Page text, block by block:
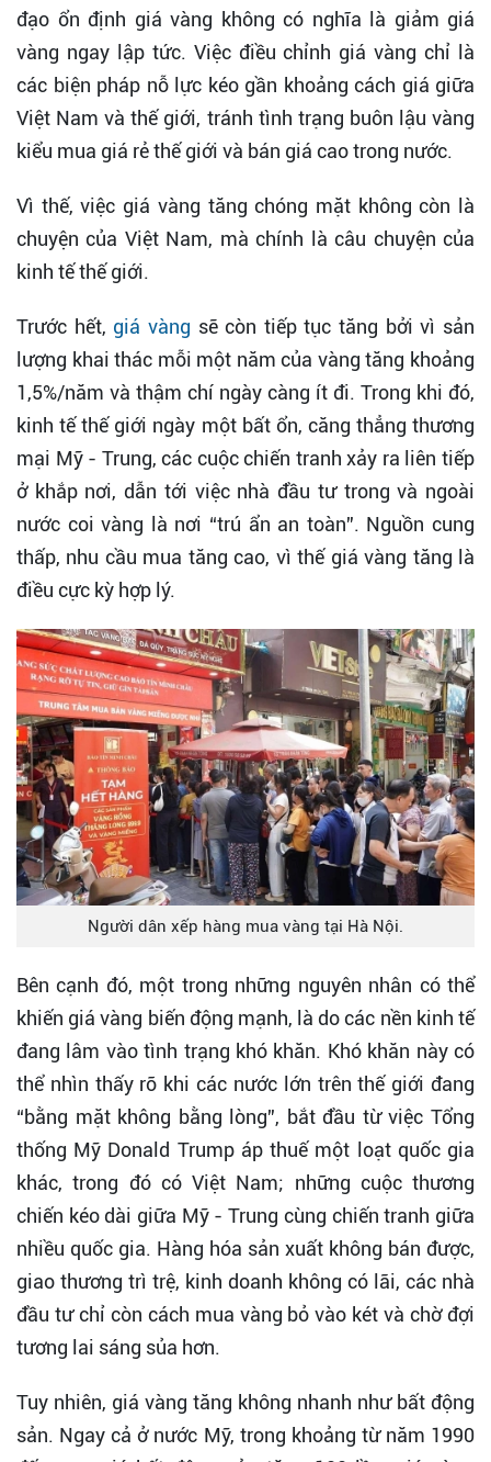
đạo ổn định giá vàng không có nghĩa là giảm giá
vàng ngay lập tức. Việc điều chỉnh giá vàng chỉ là
các biện pháp nỗ lực kéo gần khoảng cách giá giữa
Việt Nam và thế giới, tránh tình trạng buôn lậu vàng
kiểu mua giá rẻ thế giới và bán giá cao trong nước.
Vì thế, việc giá vàng tăng chóng mặt không còn là
chuyện của Việt Nam, mà chính là câu chuyện của
kinh tế thế giới.
Trước hết, giá vàng sẽ còn tiếp tục tăng bởi vì sản
lượng khai thác mỗi một năm của vàng tăng khoảng
1,5%/năm và thậm chí ngày càng ít đi. Trong khi đó,
kinh tế thế giới ngày một bất ổn, căng thẳng thương
mại Mỹ - Trung, các cuộc chiến tranh xảy ra liên tiếp
ở khắp nơi, dẫn tới việc nhà đầu tư trong và ngoài
nước coi vàng là nơi “trú ẩn an toàn”. Nguồn cung
thấp, nhu cầu mua tăng cao, vì thế giá vàng tăng là
điều cực kỳ hợp lý.
Người dân xếp hàng mua vàng tại Hà Nội.
Bên cạnh đó, một trong những nguyên nhân có thể
khiến giá vàng biến động mạnh, là do các nền kinh tế
đang lâm vào tình trạng khó khăn. Khó khăn này có
thể nhìn thấy rõ khi các nước lớn trên thế giới đang
“bằng mặt không bằng lòng”, bắt đầu từ việc Tổng
thống Mỹ Donald Trump áp thuế một loạt quốc gia
khác, trong đó có Việt Nam; những cuộc thương
chiến kéo dài giữa Mỹ - Trung cùng chiến tranh giữa
nhiều quốc gia. Hàng hóa sản xuất không bán được,
giao thương trì trệ, kinh doanh không có lãi, các nhà
đầu tư chỉ còn cách mua vàng bỏ vào két và chờ đợi
tương lai sáng sủa hơn.
Tuy nhiên, giá vàng tăng không nhanh như bất động
sản. Ngay cả ở nước Mỹ, trong khoảng từ năm 1990